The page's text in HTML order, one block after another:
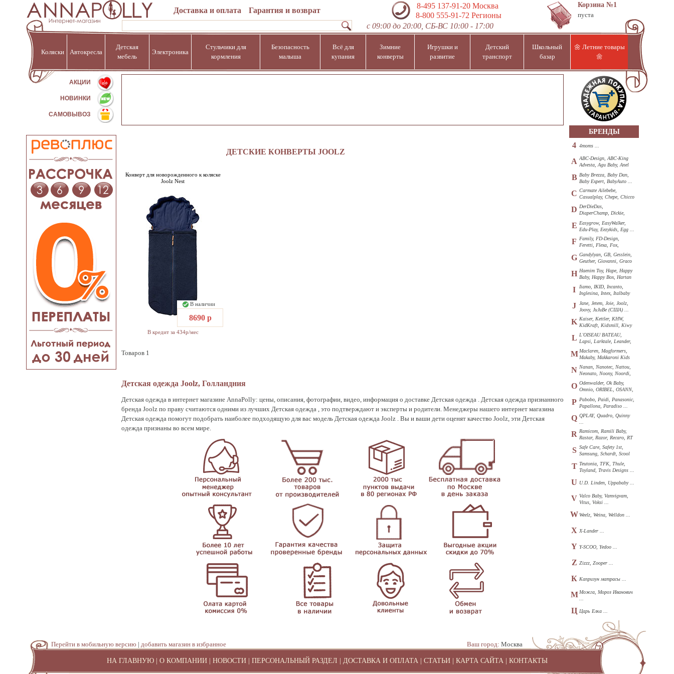
Доставка и оплата Гарантия и возврат
8-495 137-91-20Москва
8-800 555-91-72 Регионы
с 09:00 до 20:00, СБ-ВС 10:00 - 17:00
Корзина №1
пуста
Коляски Автокресла
Детская
мебель
Электроника
Стульчики для
кормления
Безопасность
малыша
Всё для
купания
Зимние
конверты
Игрушки и
развитие
Детский
транспорт
Школьный
базар
🌼 Летние товары
🌼
АКЦИИ %
НОВИНКИ
САМОВЫВОЗ
ДЕТСКИЕ КОНВЕРТЫ JOOLZ
Конверт для новорожденного к коляске
Joolz Nest
В наличии
8690 р
В кредит за 434р/мес
Товаров 1
Детская одежда Joolz, Голландния
Детская одежда в интернет магазине AnnaPolly: цены, описания, фотографии, видео, информация о доставке Детская одежда . Детская одежда признанного
бренда Joolz по праву считаются одними из лучших Детская одежда , это подтверждают и эксперты и родители. Менеджеры нашего интернет магазина
Детская одежда помогут подобрать наиболее подходящую для вас модель Детская одежда Joolz . Вы и ваши дети оценят качество Joolz, эти Детская
одежда признаны во всем мире.
БРЕНДЫ
4 4moms ...
A ABC-Design, ABC-King
Advesta, Agu Baby, Anel
B Baby Brezza, Baby Dan,
Baby Expert, BabyAuto ...
C Carmate Ailebebe,
Casualplay, Chepe, Chicco
D DerDieDas,
DiaperChamp, Dickie,
E Easygrow, EasyWalker,
Edu-Play, Eezykids, Egg ...
F
Family, FD-Design,
Feretti, Flexa, Fox,
G Gandylyan, GB, Gesslein,
Geuther, Giovanni, Graco
H Haenim Toy, Hape, Happy
Baby, Happy Box, Hartan
I
Iiamo, IKID, Incanto,
Inglesina, Intex, Italbaby
J
Jane, Jetem, Joie, Joolz,
Joovy, JuJuBe (США) ...
K Kaiser, Kettler, KHW,
KidKraft, Kidsmill, Kiwy
L L'OISEAU BATEAU,
Lapsi, Larktale, Leander,
M Maclaren, Magformers,
Makaby, Makkaroni Kids
N Nanan, Nanotec, Nattou,
Neonato, Noony, Noordi,
O Odenwalder, Ok Baby,
Omnio, ORIBEL, OSANN,
P Pabobo, Paidi, Panasonic,
Papallona, Paradiso ...
Q QPLAY, Quadro, Quinny
R Ramicom, Ramili Baby,
Rastar, Razor, Recaro, RT
S Safe Care, Safety 1st,
Samsung, Schardt, Scool
T Teutonia, TFK, Thule,
Toyland, Travis Designs ...
U U.D. Linden, Uppababy ...
V Valco Baby, Vamvigvam,
Vitus, Voksi ...
WWeelz, Weina, Welldon ...
X X-Lander ...
Y Y-SCOO, Yedoo ...
Z Zizzz, Zooper ...
К Капризун матрасы ...
М Можга, Мороз Иванович
Ц Царь Елка ...
Перейти в мобильную версию | добавить магазин в избранное Ваш город: Москва
НА ГЛАВНУЮ| О КОМПАНИИ| НОВОСТИ| ПЕРСОНАЛЬНЫЙ РАЗДЕЛ ДОСТАВКА И ОПЛАТА| СТАТЬИ| КАРТА САЙТА| КОНТАКТЫ